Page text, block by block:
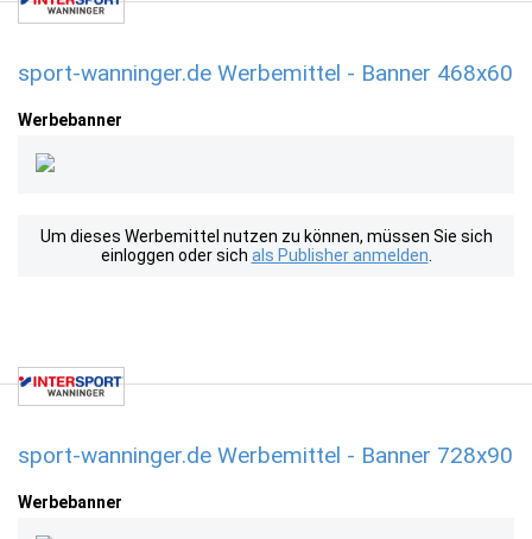
sport-wanninger.de Werbemittel - Banner 468x60
Werbebanner
Um dieses Werbemittel nutzen zu können, müssen Sie sich
einloggen oder sich als Publisher anmelden
sport-wanninger.de Werbemittel - Banner 728x90
Werbebanner